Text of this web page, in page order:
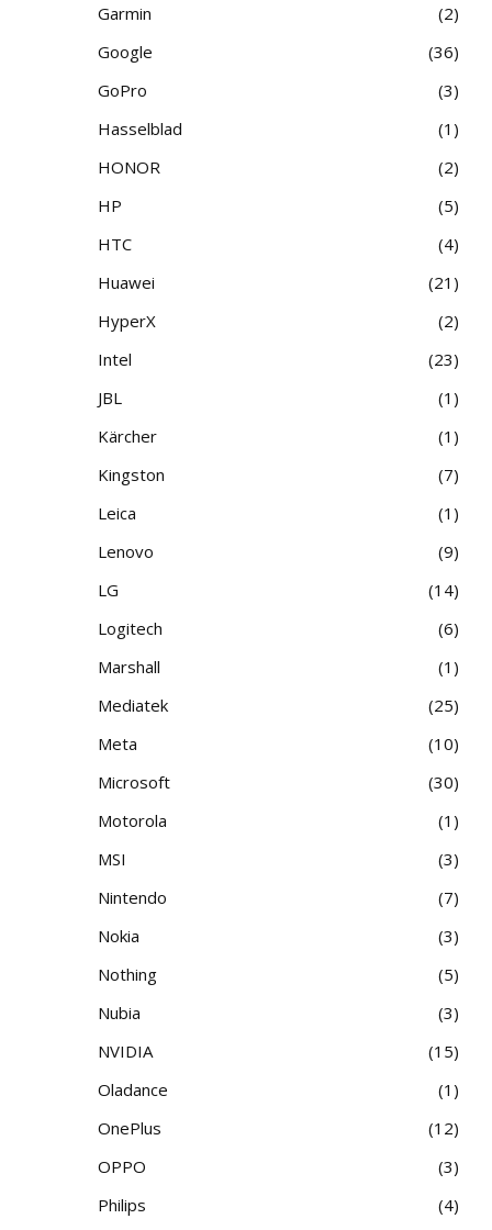
Garmin
2
Google
36
GoPro
3
Hasselblad
1
HONOR
2
HP
5
HTC
4
Huawei
21
HyperX
2
Intel
23
JBL
1
Kärcher
1
Kingston
7
Leica
1
Lenovo
9
LG
14
Logitech
6
Marshall
1
Mediatek
25
Meta
10
Microsoft
30
Motorola
1
MSI
3
Nintendo
7
Nokia
3
Nothing
5
Nubia
3
NVIDIA
15
Oladance
1
OnePlus
12
OPPO
3
Philips
4